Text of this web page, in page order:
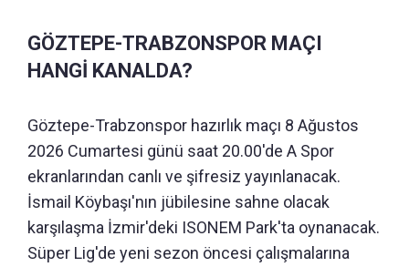
GÖZTEPE-TRABZONSPOR MAÇI
HANGİ KANALDA?
Göztepe-Trabzonspor hazırlık maçı 8 Ağustos
2026 Cumartesi günü saat 20.00'de A Spor
ekranlarından canlı ve şifresiz yayınlanacak.
İsmail Köybaşı'nın jübilesine sahne olacak
karşılaşma İzmir'deki ISONEM Park'ta oynanacak.
Süper Lig'de yeni sezon öncesi çalışmalarına